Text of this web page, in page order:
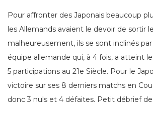
Pour affronter des Japonais beaucoup
les Allemands avaient le devoir de sortir
malheureusement, ils se sont inclinés par
équipe allemande qui, à 4 fois, a atteint
5 participations au 21e Siècle. Pour le
victoire sur ses 8 derniers matchs en
donc 3 nuls et 4 défaites. Petit débrief